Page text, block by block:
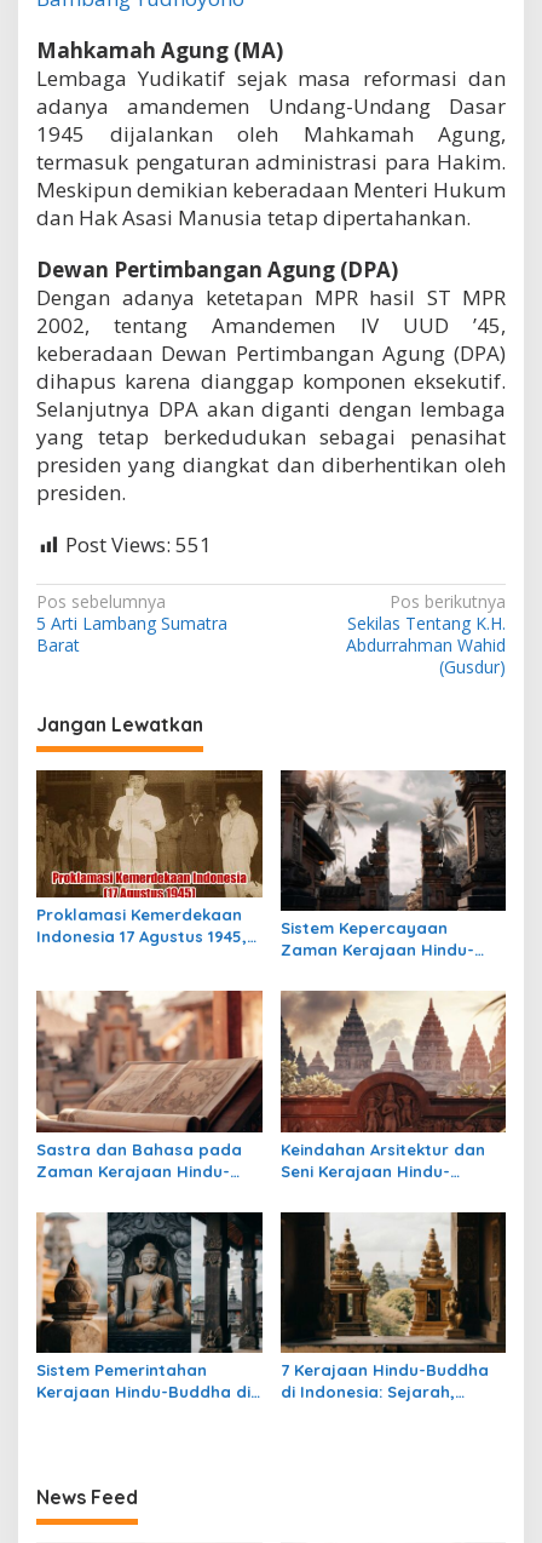
Mahkamah Agung (MA)
Lembaga Yudikatif sejak masa reformasi dan
adanya amandemen Undang-Undang Dasar
1945 dijalankan oleh Mahkamah Agung,
termasuk pengaturan administrasi para Hakim.
Meskipun demikian keberadaan Menteri Hukum
dan Hak Asasi Manusia tetap dipertahankan.
Dewan Pertimbangan Agung (DPA)
Dengan adanya ketetapan MPR hasil ST MPR
2002, tentang Amandemen IV UUD ’45,
keberadaan Dewan Pertimbangan Agung (DPA)
dihapus karena dianggap komponen eksekutif.
Selanjutnya DPA akan diganti dengan lembaga
yang tetap berkedudukan sebagai penasihat
presiden yang diangkat dan diberhentikan oleh
presiden.
Post Views: 551
N
a
i
g
a
s
i
p
o
s
Pos sebelumnya
5 Arti Lambang Sumatra
Barat
Pos berikutnya
Sekilas Tentang K.H.
Abdurrahman Wahid
(Gusdur)
Jangan Lewatkan
Proklamasi Kemerdekaan
Indonesia 17 Agustus 1945,
Sistem Kepercayaan
Zaman Kerajaan Hindu-
Warisan Spiritual yang
Masih Bertahan
Sastra dan Bahasa pada
Zaman Kerajaan Hindu-
Keindahan Arsitektur dan
Seni Kerajaan Hindu-
Warisan Megah yang Abadi
Sistem Pemerintahan
Kerajaan Hindu-Buddha di
7 Kerajaan Hindu-Buddha
di Indonesia: Sejarah,
News Feed